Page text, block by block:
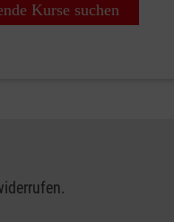
Kurse suchen